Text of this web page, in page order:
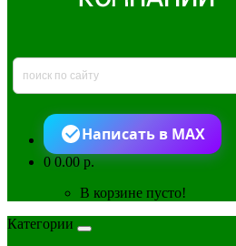
Написать в MAX
00.00 р.
В корзине пусто!
Категории